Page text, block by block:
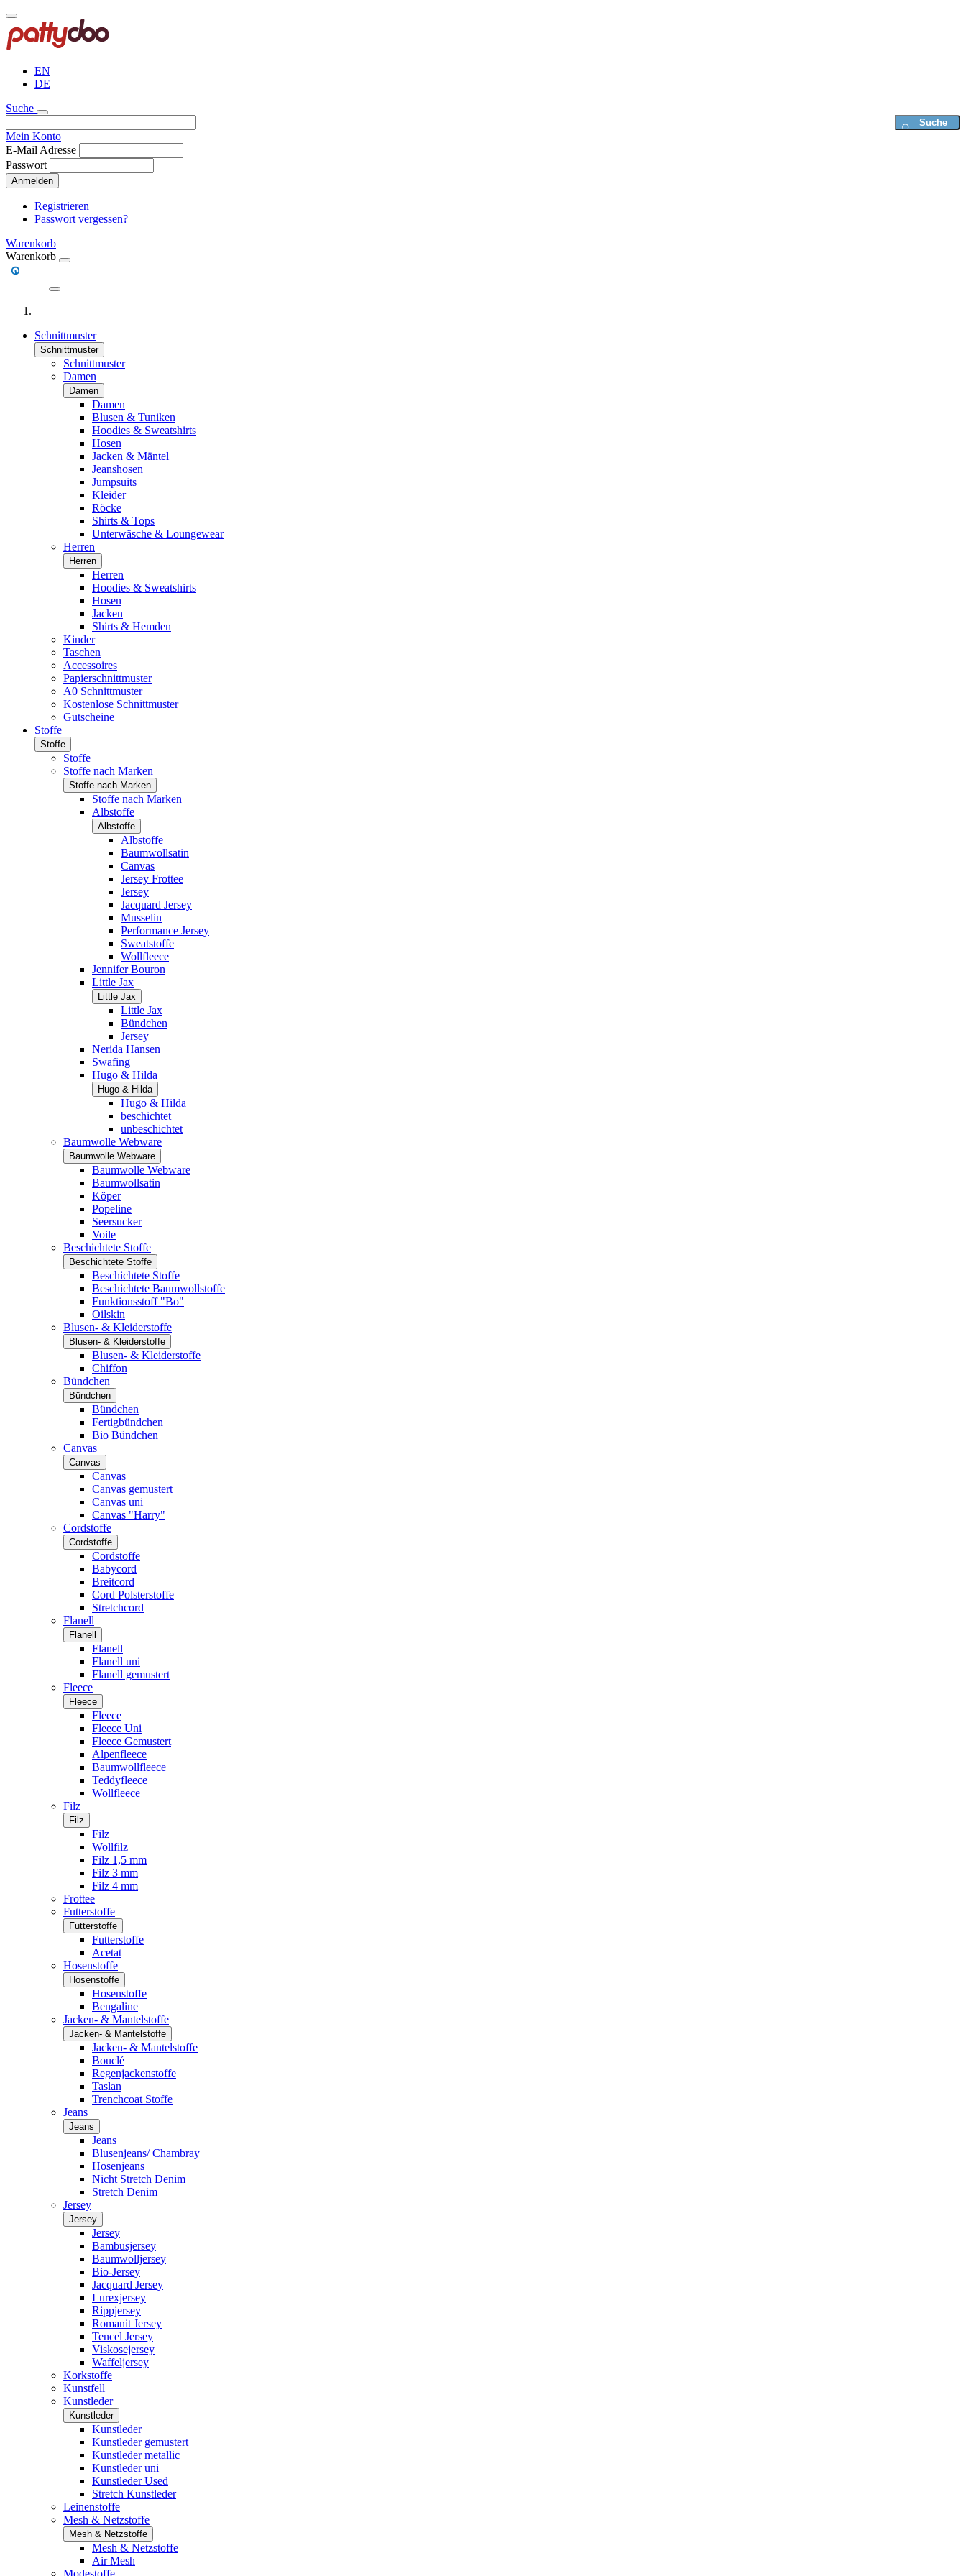
Direkt
zum
Inhalt
EN
DE
Suche
Mein Konto
E-Mail Adresse
Passwort
Anmelden
Registrieren
Passwort vergessen?
Warenkorb
Warenkorb
Schnittmuster
Schnittmuster
Schnittmuster
Damen
Damen
Damen
Blusen & Tuniken
Hoodies & Sweatshirts
Hosen
Jacken & Mäntel
Jeanshosen
Jumpsuits
Kleider
Röcke
Shirts & Tops
Unterwäsche & Loungewear
Herren
Herren
Herren
Hoodies & Sweatshirts
Hosen
Jacken
Shirts & Hemden
Kinder
Taschen
Accessoires
Papierschnittmuster
A0 Schnittmuster
Kostenlose Schnittmuster
Gutscheine
Stoffe
Stoffe
Stoffe
Stoffe nach Marken
Stoffe nach Marken
Stoffe nach Marken
Albstoffe
Albstoffe
Albstoffe
Baumwollsatin
Canvas
Jersey Frottee
Jersey
Jacquard Jersey
Musselin
Performance Jersey
Sweatstoffe
Wollfleece
Jennifer Bouron
Little Jax
Little Jax
Little Jax
Bündchen
Jersey
Nerida Hansen
Swafing
Hugo & Hilda
Hugo & Hilda
Hugo & Hilda
beschichtet
unbeschichtet
Baumwolle Webware
Baumwolle Webware
Baumwolle Webware
Baumwollsatin
Köper
Popeline
Seersucker
Voile
Beschichtete Stoffe
Beschichtete Stoffe
Beschichtete Stoffe
Beschichtete Baumwollstoffe
Funktionsstoff "Bo"
Oilskin
Blusen- & Kleiderstoffe
Blusen- & Kleiderstoffe
Blusen- & Kleiderstoffe
Chiffon
Bündchen
Bündchen
Bündchen
Fertigbündchen
Bio Bündchen
Canvas
Canvas
Canvas
Canvas gemustert
Canvas uni
Canvas "Harry"
Cordstoffe
Cordstoffe
Cordstoffe
Babycord
Breitcord
Cord Polsterstoffe
Stretchcord
Flanell
Flanell
Flanell
Flanell uni
Flanell gemustert
Fleece
Fleece
Fleece
Fleece Uni
Fleece Gemustert
Alpenfleece
Baumwollfleece
Teddyfleece
Wollfleece
Filz
Filz
Filz
Wollfilz
Filz 1,5 mm
Filz 3 mm
Filz 4 mm
Frottee
Futterstoffe
Futterstoffe
Futterstoffe
Acetat
Hosenstoffe
Hosenstoffe
Hosenstoffe
Bengaline
Jacken- & Mantelstoffe
Jacken- & Mantelstoffe
Jacken- & Mantelstoffe
Bouclé
Regenjackenstoffe
Taslan
Trenchcoat Stoffe
Jeans
Jeans
Jeans
Blusenjeans/ Chambray
Hosenjeans
Nicht Stretch Denim
Stretch Denim
Jersey
Jersey
Jersey
Bambusjersey
Baumwolljersey
Bio-Jersey
Jacquard Jersey
Lurexjersey
Rippjersey
Romanit Jersey
Tencel Jersey
Viskosejersey
Waffeljersey
Korkstoffe
Kunstfell
Kunstleder
Kunstleder
Kunstleder
Kunstleder gemustert
Kunstleder metallic
Kunstleder uni
Kunstleder Used
Stretch Kunstleder
Leinenstoffe
Mesh & Netzstoffe
Mesh & Netzstoffe
Mesh & Netzstoffe
Air Mesh
Modestoffe